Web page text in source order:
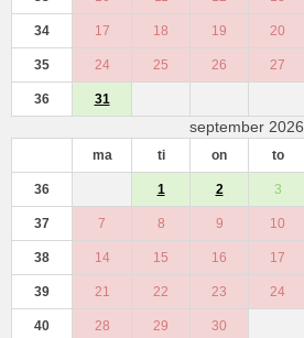
34 17 18 19 20
35 24 25 26 27
36 31
september 2026
ma ti on to
36 1 2 3
37 7 8 9 10
38 14 15 16 17
39 21 22 23 24
40 28 29 30